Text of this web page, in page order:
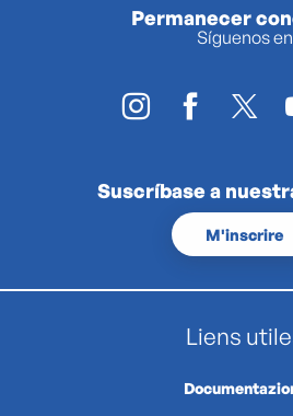
Permanecer
Síguenos en
Suscríbase a
M'inscrire
Liens